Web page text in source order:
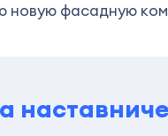
новую фасадную